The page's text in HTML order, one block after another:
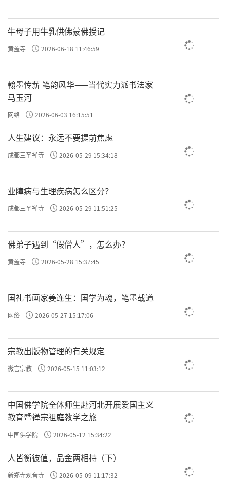
夏昶（1388—1470年），字仲昭，号自在居
卿。善画墨竹，初师王绂，后融会吴镇、倪瓒
画法，以法度谨严的楷书笔意入画，气态安
力。他的墨竹“时称天下第一”并传播海
外，“绢素一出，能令朝鲜、日本、暹罗海外
诸国悬金争购”，有“夏卿一个竹，西凉十锭
金”之谣。
责任编辑：印月
牛母子用牛乳供佛蒙佛授记
黄盖寺 2026-06-18 11:46:59
翰墨传薪 笔韵风华——当代实力派书法家
马玉河
网络 2026-06-03 16:15:51
人生建议：永远不要提前焦虑
成都三圣禅寺 2026-05-29 15:34:18
业障病与生理疾病怎么区分？
成都三圣禅寺 2026-05-29 11:51:25
佛弟子遇到“假僧人”，怎么办？
黄盖寺 2026-05-28 15:37:45
国礼书画家姜连生：国学为魂，笔墨载道
网络 2026-05-27 15:17:06
宗教出版物管理的有关规定
微言宗教 2026-05-15 11:03:12
中国佛学院全体师生赴河北开展爱国主义
教育暨禅宗祖庭教学之旅
中国佛学院 2026-05-12 15:34:22
人皆衡彼值，品金两相持（下）
新郑寺观音寺 2026-05-09 11:17:32